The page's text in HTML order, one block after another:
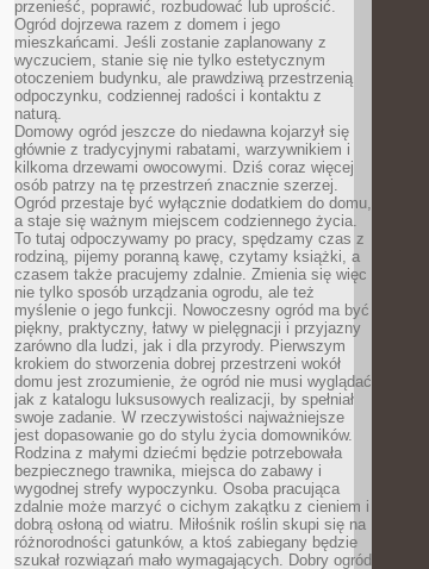
przenieść, poprawić, rozbudować lub uprościć.
Ogród dojrzewa razem z domem i jego
mieszkańcami. Jeśli zostanie zaplanowany z
wyczuciem, stanie się nie tylko estetycznym
otoczeniem budynku, ale prawdziwą przestrzenią
odpoczynku, codziennej radości i kontaktu z
naturą.
Domowy ogród jeszcze do niedawna kojarzył się
głównie z tradycyjnymi rabatami, warzywnikiem i
kilkoma drzewami owocowymi. Dziś coraz więcej
osób patrzy na tę przestrzeń znacznie szerzej.
Ogród przestaje być wyłącznie dodatkiem do domu,
a staje się ważnym miejscem codziennego życia.
To tutaj odpoczywamy po pracy, spędzamy czas z
rodziną, pijemy poranną kawę, czytamy książki, a
czasem także pracujemy zdalnie. Zmienia się więc
nie tylko sposób urządzania ogrodu, ale też
myślenie o jego funkcji. Nowoczesny ogród ma być
piękny, praktyczny, łatwy w pielęgnacji i przyjazny
zarówno dla ludzi, jak i dla przyrody. Pierwszym
krokiem do stworzenia dobrej przestrzeni wokół
domu jest zrozumienie, że ogród nie musi wyglądać
jak z katalogu luksusowych realizacji, by spełniał
swoje zadanie. W rzeczywistości najważniejsze
jest dopasowanie go do stylu życia domowników.
Rodzina z małymi dziećmi będzie potrzebowała
bezpiecznego trawnika, miejsca do zabawy i
wygodnej strefy wypoczynku. Osoba pracująca
zdalnie może marzyć o cichym zakątku z cieniem i
dobrą osłoną od wiatru. Miłośnik roślin skupi się na
różnorodności gatunków, a ktoś zabiegany będzie
szukał rozwiązań mało wymagających. Dobry ogród